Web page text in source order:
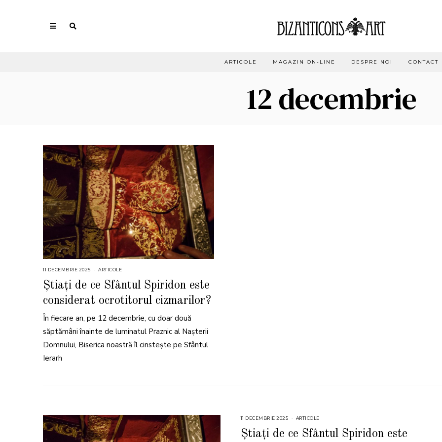
ARTICOLE MAGAZIN ON-LINE DESPRE NOI CONTACT
12 decembrie
11 DECEMBRIE 2025
E
E
M
R
2
2
ARTICOLE
Știați de ce Sfântul Spiridon este
considerat ocrotitorul cizmarilor?
În fiecare an, pe 12 decembrie, cu doar două
săptămâni înainte de luminatul Praznic al Nașterii
Domnului, Biserica noastră îl cinstește pe Sfântul
Ierarh
11 DECEMBRIE 2025
E
ARTICOLE
Știați de ce Sfântul Spiridon este